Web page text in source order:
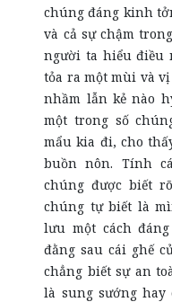
chúng đáng kinh
và cả sự chậm
người ta hiểu điều
tỏa ra một mùi và
nhầm lẫn kẻ nào
một trong số
mẩu kia đi, cho
buồn nôn. Tính
chúng được biết
chúng tự biết là
lưu một cách
đằng sau cái ghế
chẳng biết sự an
là sung sướng